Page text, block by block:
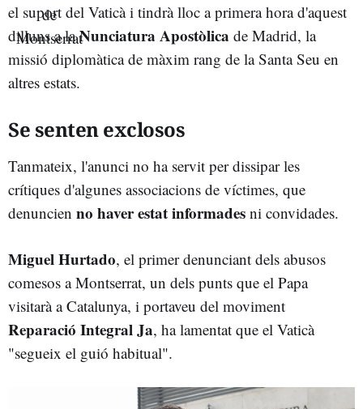
el suport del Vaticà i tindrà lloc a primera hora d'aquest
dilluns a laNunciatura Apostòlica de Madrid, la
missió diplomàtica de màxim rang de la Santa Seu en
altres estats.
Se senten exclosos
Tanmateix, l'anunci no ha servit per dissipar les
crítiques d'algunes associacions de víctimes, que
denuncien no haver estat informades ni convidades.
Miguel Hurtado, el primer denunciant dels abusos
comesos a Montserrat, un dels punts que el Papa
visitarà a Catalunya, i portaveu del moviment
Reparació Integral Ja, ha lamentat que el Vaticà
"segueix el guió habitual".